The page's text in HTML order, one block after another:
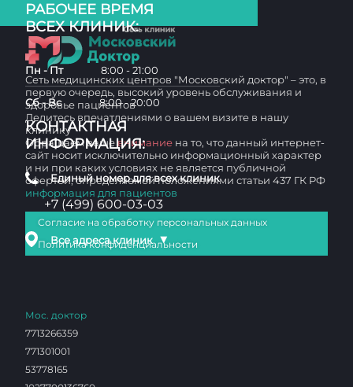
РАБОЧЕЕ ВРЕМЯ
ВСЕХ КЛИНИК:
Пн - Пт 8:00 - 21:00
Сб - Вс 8:00 - 20:00
КОНТАКТНАЯ
ИНФОРМАЦИЯ:
Единый номер для всех клиник
+7 (499) 600-03-03
Все адреса клиник ▼
Сеть медицинских центров "Московский доктор" – это, в
первую очередь, высокий уровень обслуживания и
здоровье пациентов
Делитесь впечатлениями о вашем визите в нашу
клинику
Обращаем вашевнимание на то, что данный интернет-
сайт носит исключительно информационный характер
и ни при каких условиях не является публичной
офертой, определяемой положениями статьи 437 ГК РФ
информация для пациентов
Согласие на обработку персональных данных
Политика конфиденциальности
Мос. доктор
7713266359
771301001
53778165